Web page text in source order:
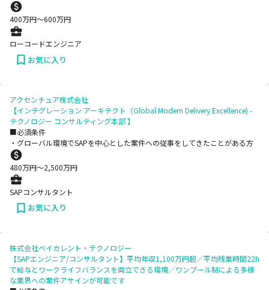
400万円〜600万円
ローコードエンジニア
お気に入り
アクセンチュア株式会社
【インテグレーション アーキテクト（Global Modern Delivery Excellence) -
テクノロジー コンサルティング本部 】
■必須条件
・グローバル環境でSAPを中心とした案件への従事をしてきたことがある方
480万円〜2,500万円
SAPコンサルタント
お気に入り
株式会社ベイカレント・テクノロジー
【SAPエンジニア/コンサルタント】平均年収1,100万円超／平均残業時間22h
で給与とワークライフバランスを両立できる環境／ワンプール制による多様
な業界への案件アサインが可能です